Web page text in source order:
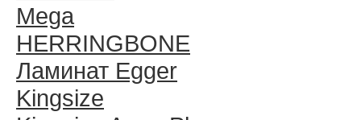
Mega
HERRINGBONE
Ламинат Egger
Kingsize